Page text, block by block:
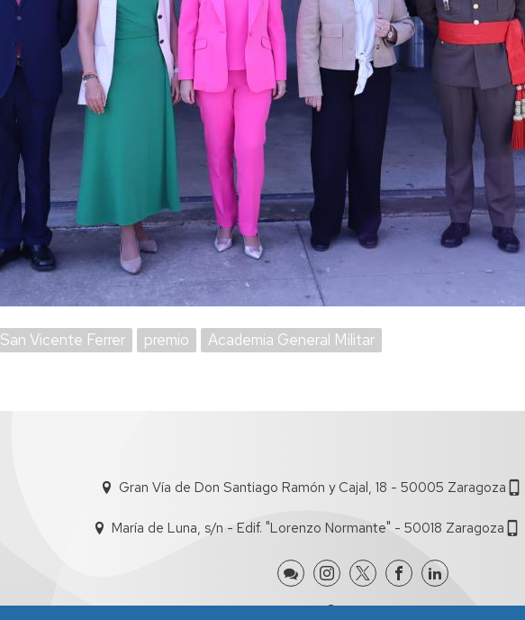
San Vicente Ferrer premio Academia General Militar
Gran Vía de Don Santiago Ramón y Cajal, 18 - 50005 Zaragoza
María de Luna, s/n - Edif. "Lorenzo Normante" - 50018 Zaragoza